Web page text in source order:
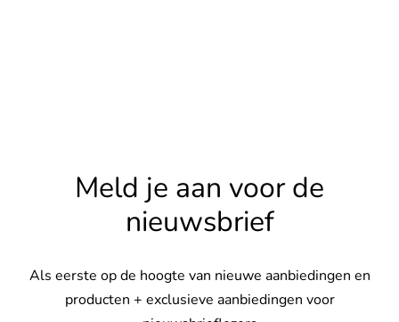
Meld je aan voor de
nieuwsbrief
Als eerste op de hoogte van nieuwe aanbiedingen en
producten + exclusieve aanbiedingen voor